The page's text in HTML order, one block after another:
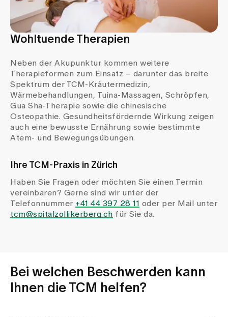
Wohltuende Therapien
Neben der Akupunktur kommen weitere
Therapieformen zum Einsatz – darunter das breite
Spektrum der TCM-Kräutermedizin,
Wärmebehandlungen, Tuina-Massagen, Schröpfen,
Gua Sha-Therapie sowie die chinesische
Osteopathie. Gesundheitsfördernde Wirkung zeigen
auch eine bewusste Ernährung sowie bestimmte
Atem- und Bewegungsübungen.
Ihre TCM-Praxis in Zürich
Haben Sie Fragen oder möchten Sie einen Termin
vereinbaren? Gerne sind wir unter der
Telefonnummer +41 44 397 28 11 oder per Mail unter
tcm@spitalzollikerberg.ch für Sie da.
Bei welchen Beschwerden kann
Ihnen die TCM helfen?